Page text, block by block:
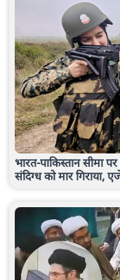
भारत-पाकिस्तान सीमा
संदिग्ध को मार गिराया,